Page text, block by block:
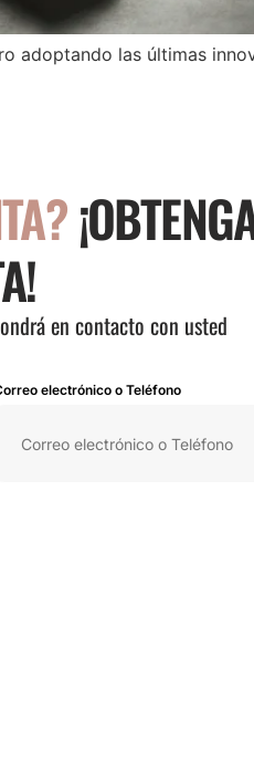
adoptando las últimas
en contacto con usted
electrónico o Teléfono